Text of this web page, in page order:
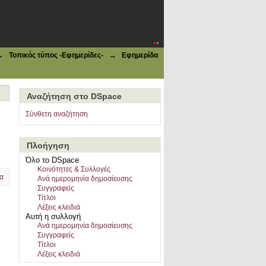
Τοπικός τύπος -Εφημερίδες- →
Εφημερίδα
Αναζήτηση στο DSpace
Σύνθετη αναζήτηση
Πλοήγηση
Όλο το DSpace
Κοινότητες & Συλλογές
Ανά ημερομηνία δημοσίευσης
Συγγραφείς
Τίτλοι
Λέξεις κλειδιά
Αυτή η συλλογή
Ανά ημερομηνία δημοσίευσης
Συγγραφείς
Τίτλοι
Λέξεις κλειδιά